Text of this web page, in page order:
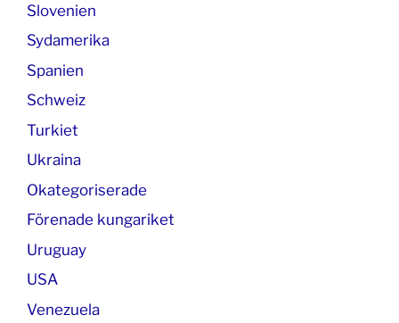
Slovenien
Sydamerika
Spanien
Schweiz
Turkiet
Ukraina
Okategoriserade
Förenade kungariket
Uruguay
USA
Venezuela